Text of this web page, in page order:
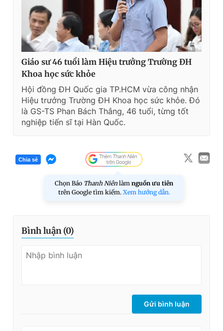
Giáo sư 46 tuổi làm Hiệu trưởng Trường ĐH
Khoa học sức khỏe
Hội đồng ĐH Quốc gia TP.HCM vừa công nhận
Hiệu trưởng Trường ĐH Khoa học sức khỏe. Đó
là GS-TS Phan Bách Thắng, 46 tuổi, từng tốt
nghiệp tiến sĩ tại Hàn Quốc.
Chia sẻ
Chọn Báo Thanh Niên làm nguồn ưu tiên
trên Google tìm kiếm. Xem hướng dẫn.
Bình luận (0)
Gửi bình luận